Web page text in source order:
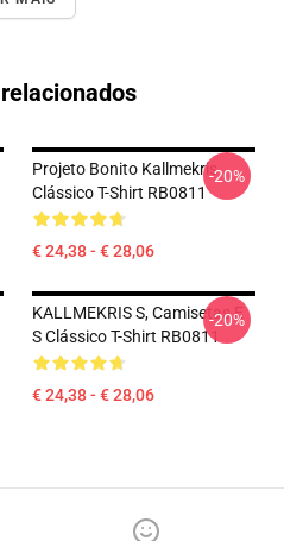
Projeto Bonito Kallmekris
Clássico T-Shirt RB0811
€ 24,38 - € 28,06
-20%
KALLMEKRIS S, Camisetas E
S Clássico T-Shirt RB0811
€ 24,38 - € 28,06
-20%